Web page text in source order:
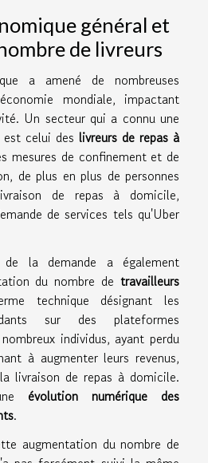
général et
de livreurs
a amené de nombreuses
mondiale, impactant
Un secteur qui a connu une
celui des livreurs de repas à
mesures de confinement et de
de plus en plus de personnes
de repas à domicile,
de services tels qu'Uber
de la demande a également
du nombre de travailleurs
technique désignant les
sur des plateformes
individus, ayant perdu
à augmenter leurs revenus,
livraison de repas à domicile.
évolution numérique des
.
augmentation du nombre de